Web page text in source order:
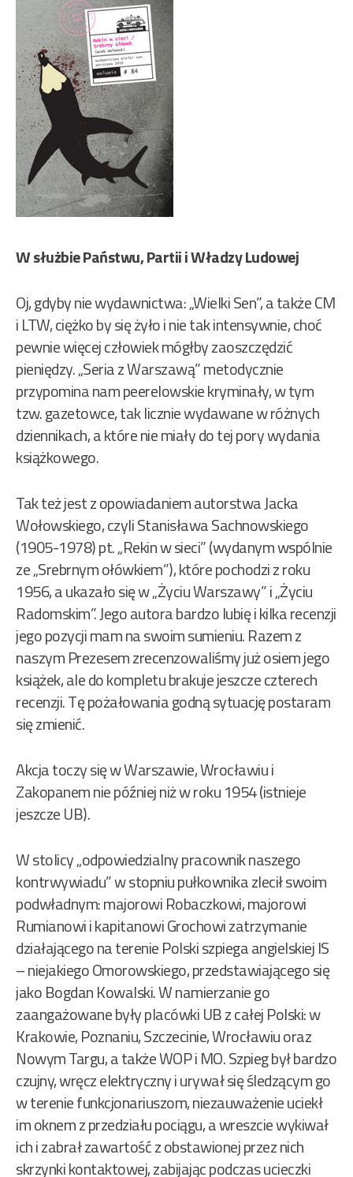
W służbie Państwu, Partii i Władzy Ludowej
Oj, gdyby nie wydawnictwa: „Wielki Sen”, a także CM
i LTW, ciężko by się żyło i nie tak intensywnie, choć
pewnie więcej człowiek mógłby zaoszczędzić
pieniędzy. „Seria z Warszawą” metodycznie
przypomina nam peerelowskie kryminały, w tym
tzw. gazetowce, tak licznie wydawane w różnych
dziennikach, a które nie miały do tej pory wydania
książkowego.
Tak też jest z opowiadaniem autorstwa Jacka
Wołowskiego, czyli Stanisława Sachnowskiego
(1905-1978) pt. „Rekin w sieci” (wydanym wspólnie
ze „Srebrnym ołówkiem”), które pochodzi z roku
1956, a ukazało się w „Życiu Warszawy” i „Życiu
Radomskim”. Jego autora bardzo lubię i kilka recenzji
jego pozycji mam na swoim sumieniu. Razem z
naszym Prezesem zrecenzowaliśmy już osiem jego
książek, ale do kompletu brakuje jeszcze czterech
recenzji. Tę pożałowania godną sytuację postaram
się zmienić.
Akcja toczy się w Warszawie, Wrocławiu i
Zakopanem nie później niż w roku 1954 (istnieje
jeszcze UB).
W stolicy „odpowiedzialny pracownik naszego
kontrwywiadu” w stopniu pułkownika zlecił swoim
podwładnym: majorowi Robaczkowi, majorowi
Rumianowi i kapitanowi Grochowi zatrzymanie
działającego na terenie Polski szpiega angielskiej IS
– niejakiego Omorowskiego, przedstawiającego się
jako Bogdan Kowalski. W namierzanie go
zaangażowane były placówki UB z całej Polski: w
Krakowie, Poznaniu, Szczecinie, Wrocławiu oraz
Nowym Targu, a także WOP i MO. Szpieg był bardzo
czujny, wręcz elektryczny i urywał się śledzącym go
w terenie funkcjonariuszom, niezauważenie uciekł
im oknem z przedziału pociągu, a wreszcie wykiwał
ich i zabrał zawartość z obstawionej przez nich
skrzynki kontaktowej, zabijając podczas ucieczki